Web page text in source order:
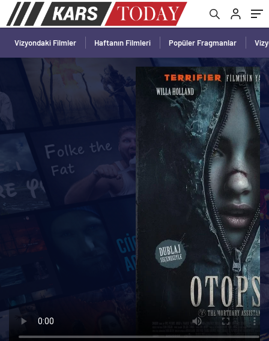
Vizyondaki Filmler Haftanın Filmleri Popüler Fragmanlar